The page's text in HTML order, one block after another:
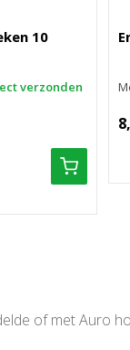
10
verzonden
of met Auro